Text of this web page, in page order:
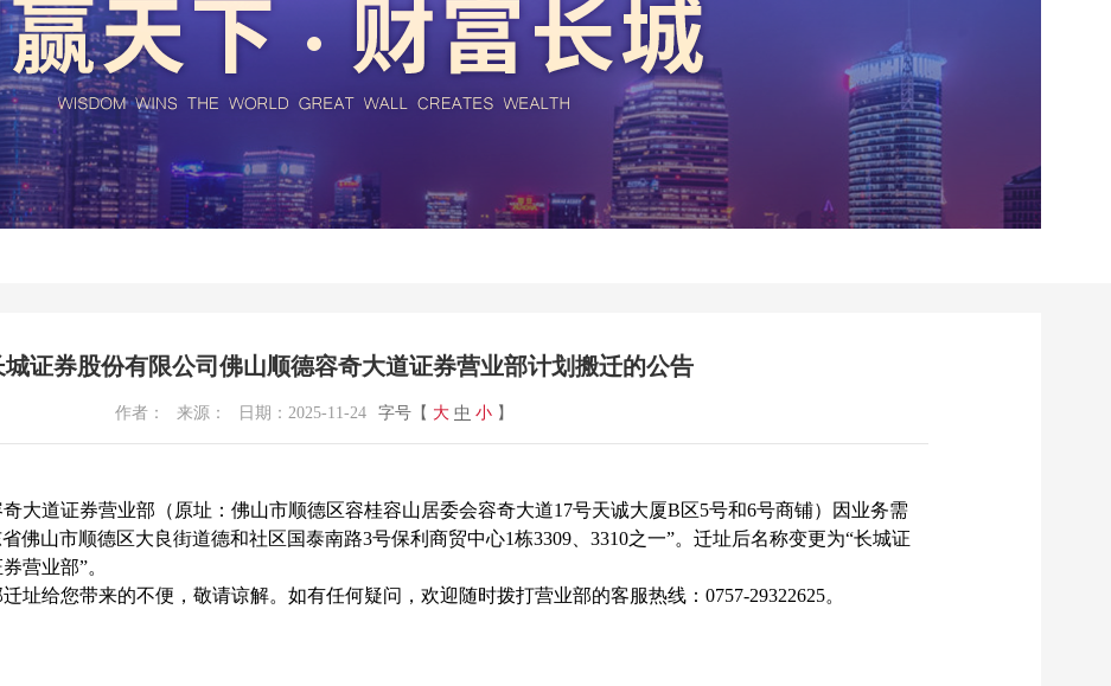
城证券股份有限公司佛山顺德容奇大道证券营业部计划搬迁的公告
作者： 来源： 日期： 2025-11-24 字号【 大 中 小 】
大道证券营业部（原址：佛山市顺德区容桂容山居委会容奇大道17号天诚大厦B区5号和6号商铺）因业务需
佛山市顺德区大良街道德和社区国泰南路3号保利商贸中心1栋3309、3310之一”。迁址后名称变更为“长城证
营业部”。
给您带来的不便，敬请谅解。如有任何疑问，欢迎随时拨打营业部的客服热线：0757-29322625。